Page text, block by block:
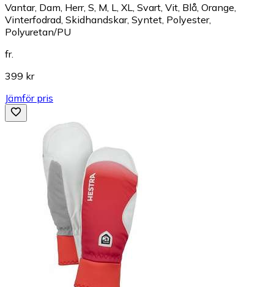
Vantar, Dam, Herr, S, M, L, XL, Svart, Vit, Blå, Orange,
Vinterfodrad, Skidhandskar, Syntet, Polyester,
Polyuretan/PU
fr.
399 kr
Jämför pris